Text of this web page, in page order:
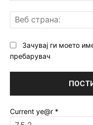
Зачувај ги моето
пребарувач
Current ye@r *